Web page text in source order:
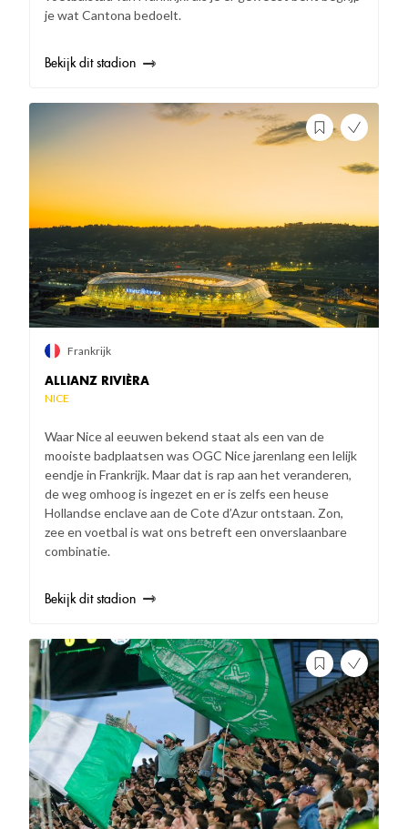
je wat Cantona bedoelt.
Bekijk dit stadion
ALLIANZ RIVIÈRA
NICE
Waar Nice al eeuwen bekend staat als een van de
mooiste badplaatsen was OGC Nice jarenlang een lelijk
eendje in Frankrijk. Maar dat is rap aan het veranderen,
de weg omhoog is ingezet en er is zelfs een heuse
Hollandse enclave aan de Cote d’Azur ontstaan. Zon,
zee en voetbal is wat ons betreft een onverslaanbare
combinatie.
Frankrijk
Bekijk dit stadion